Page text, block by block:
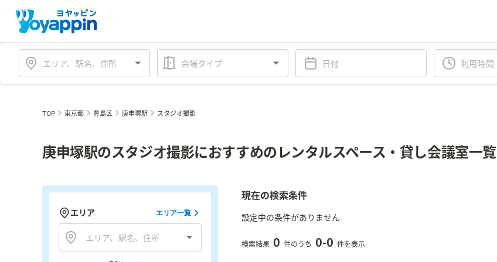
会場タイプ
TOP 東京都 豊島区 庚申塚駅 スタジオ撮影
庚申塚駅のスタジオ撮影におすすめのレンタルスペース・貸し会議室一覧
現在の検索条件
設定中の条件がありません
検索結果 0 件のうち 0-0 件を表示
エリア エリア一覧